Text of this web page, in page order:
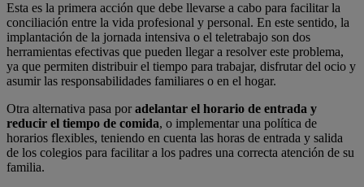
Esta es la primera acción que debe llevarse a cabo para facilitar la
conciliación entre la vida profesional y personal. En este sentido, la
implantación de la jornada intensiva o el teletrabajo son dos
herramientas efectivas que pueden llegar a resolver este problema,
ya que permiten distribuir el tiempo para trabajar, disfrutar del ocio y
asumir las responsabilidades familiares o en el hogar.
Otra alternativa pasa poradelantar el horario de entrada y
reducir el tiempo de comida, o implementar una política de
horarios flexibles, teniendo en cuenta las horas de entrada y salida
de los colegios para facilitar a los padres una correcta atención de su
familia.